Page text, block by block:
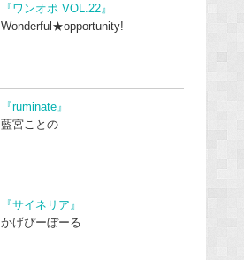
『ワンオポ VOL.22』
Wonderful★opportunity!
『ruminate』
藍宮ことの
『サイネリア』
かげぴーぼーる